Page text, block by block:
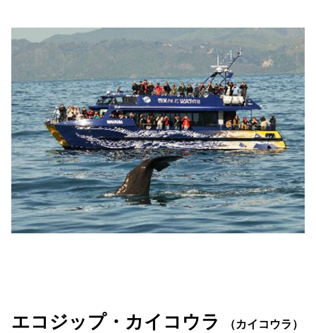
エコジップ・カイコウラ （カイコウラ）